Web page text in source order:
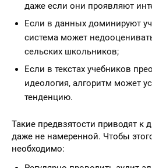
даже если они проявляют
Если в данных доминируют
система может
сельских школьников;
Если в текстах учебников
идеология, алгоритм может
тенденцию.
Такие предвзятости приводят к
даже не намеренной. Чтобы
необходимо: